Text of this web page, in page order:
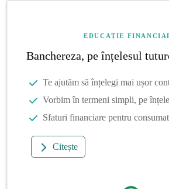
EDUCAȚIE
Banchereza, pe înțelesul
Te ajutăm să înțelegi mai ușor
Vorbim în termeni simpli, pe
Sfaturi financiare pentru
Citește